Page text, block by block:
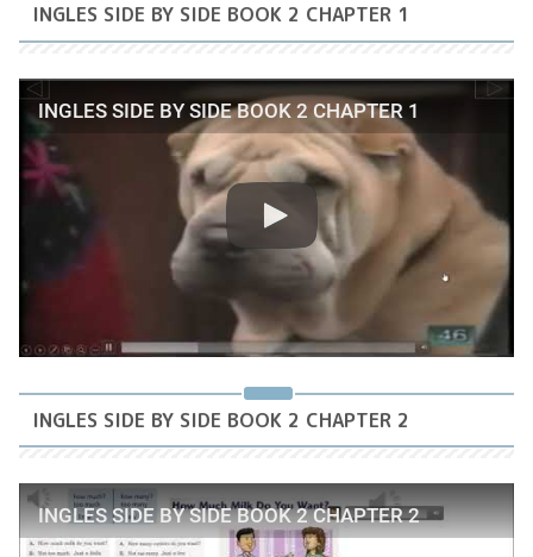
INGLES SIDE BY SIDE BOOK 2 CHAPTER 1
INGLES SIDE BY SIDE BOOK 2 CHAPTER 1
INGLES SIDE BY SIDE BOOK 2 CHAPTER 2
INGLES SIDE BY SIDE BOOK 2 CHAPTER 2